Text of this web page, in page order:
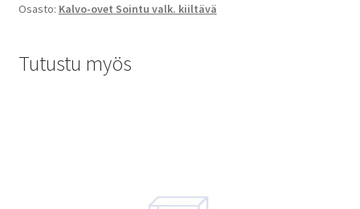
Osasto: Kalvo-ovet Sointu valk. kiiltävä
Tutustu myös